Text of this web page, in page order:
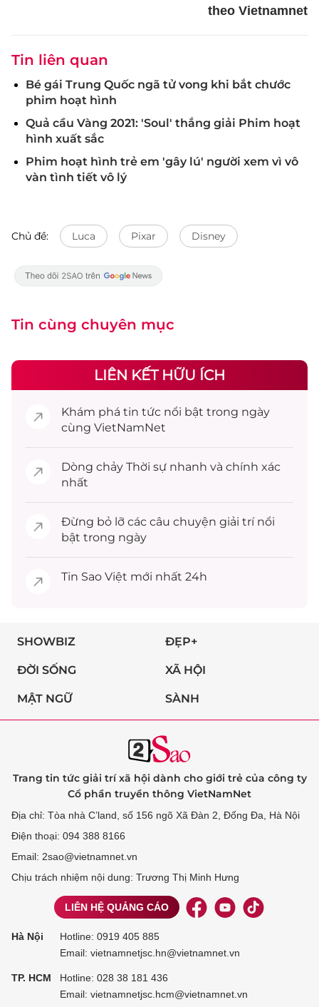
theo Vietnamnet
Tin liên quan
Bé gái Trung Quốc ngã tử vong khi bắt chước
phim hoạt hình
Quả cầu Vàng 2021: 'Soul' thắng giải Phim hoạt
hình xuất sắc
Phim hoạt hình trẻ em 'gây lú' người xem vì vô
vàn tình tiết vô lý
Chủ đề: Luca Pixar Disney
Tin cùng chuyên mục
LIÊN KẾT HỮU ÍCH
Khám phá tin tức nổi bật trong ngày
cùng VietNamNet
Dòng chảy Thời sự nhanh và chính xác
nhất
Đừng bỏ lỡ các câu chuyện giải trínổi
bật trong ngày
Tin Sao Việt mới nhất 24h
SHOWBIZ ĐẸP+
ĐỜI SỐNG XÃ HỘI
MẬT NGỮ SÀNH
Trang tin tức giải trí xã hội dành cho giới trẻ của công ty
Cổ phần truyền thông VietNamNet
Địa chỉ: Tòa nhà C’land, số 156 ngõ Xã Đàn 2, Đống Đa, Hà Nội
Điện thoại: 094 388 8166
Email: 2sao@vietnamnet.vn
Chịu trách nhiệm nội dung: Trương Thị Minh Hưng
LIÊN HỆ QUẢNG CÁO
Hà Nội Hotline: 0919 405 885
Email: vietnamnetjsc.hn@vietnamnet.vn
TP. HCM Hotline: 028 38 181 436
Email: vietnamnetjsc.hcm@vietnamnet.vn